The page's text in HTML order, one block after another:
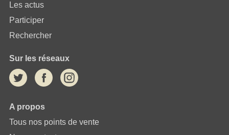
Les actus
Participer
Rechercher
Sur les réseaux
A propos
Tous nos points de vente